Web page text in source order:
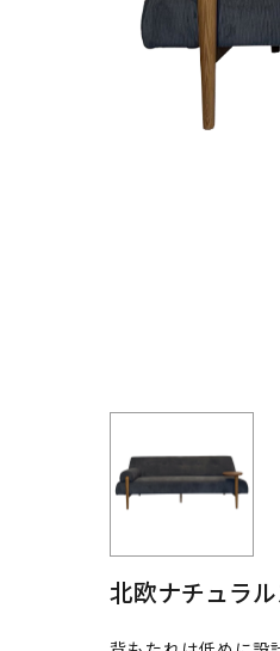
北欧ナチュラ